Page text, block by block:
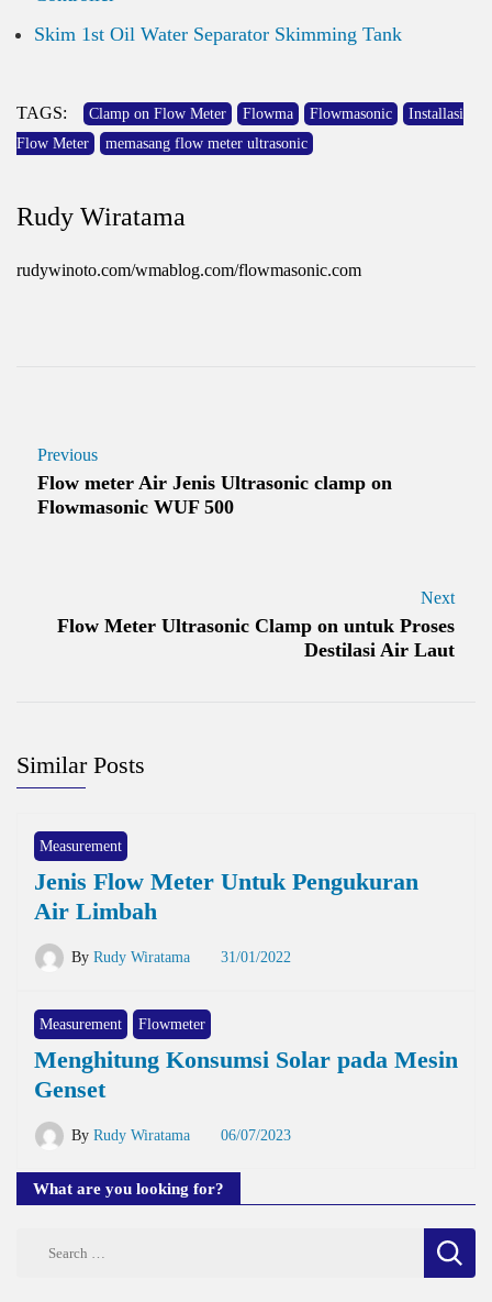
Skim 1st Oil Water Separator Skimming Tank
TAGS: Clamp on Flow Meter Flowma Flowmasonic
Installasi
Flow Meter
memasang flow meter ultrasonic
Rudy Wiratama
rudywinoto.com/wmablog.com/flowmasonic.com
Previous
Flow meter Air Jenis Ultrasonic clamp on
Flowmasonic WUF 500
Next
Flow Meter Ultrasonic Clamp on untuk Proses
Destilasi Air Laut
Similar Posts
Measurement
Jenis Flow Meter Untuk Pengukuran
Air Limbah
By Rudy Wiratama 31/01/2022
Measurement Flowmeter
Menghitung Konsumsi Solar pada Mesin
Genset
By Rudy Wiratama 06/07/2023
What are you looking for?